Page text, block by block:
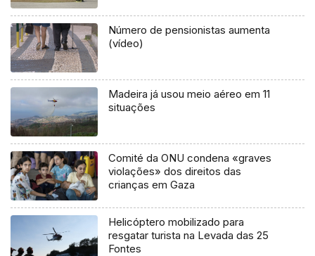
Número de pensionistas aumenta
(vídeo)
Madeira já usou meio aéreo em 11
situações
Comité da ONU condena «graves
violações» dos direitos das
crianças em Gaza
Helicóptero mobilizado para
resgatar turista na Levada das 25
Fontes